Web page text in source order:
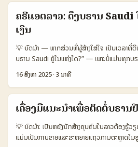
Creator support (SG) local creators ເຊື່
strong ecosystem, creators services
ແລະ analytics 🎯 Best use-case micro-
ປະດັບທ້າຍ brand storytelling ແລະ
ແລະ search discovery ຕາຕະລາງນີ້ຢ່າງໄວ້ສຸດ
community-driven ທີ່ເຮັດໃຫ້ micro-
ຂະນະທີ່ Instagram ແລະ YouTube ມີ tools ທີ່
monetization ແລະ analytics. ...
(VN) Option C: Local Josh‑style apps
1.200.000+ 800.000 250.000–700.000
Medium‑High Medium 💰 Avg creator
$22,000 (IDC US avg sample) $22,000
(micro‑monet) 🎯 Product‑led growth
Targeted／Niche 🔧 Discovery tools
& Hashtags Creator Studio ＋ Search
partnerships & local agents ຕາຕະລາງເຮັດໃ
TikTok ແມ່ນຊ່ວຍສະແດງການມີ
ຫຼາຍຍິ່ງໃນການເຮັດ product‑led growth.
ນ່າໃຊ້ໃນການ demo ແບບລ້າສຸດ, ໃນຂະນະທີ່
ຊ່ວຍເຊື່ອມຕໍ່ກັບຊ່ອງຕະຫຼາດນ້ອຍແຕ່ກໍ່ແມ່ນມາດຕະຖ
ນິຍົມເຉັ່ງທ້ອງຖິ່ນ. ...
ການເປີດຕົວນັກດົນຕີຢ່າງມີຄ່າເພາະ. ໃນປີ 2025, ພວ
ເລັກໆທີ່ຢູ່ສູນເຂດ Central Asia ຢາກປະກອບກິ
ສ້າງຂຶ້ນ — ມັນເປັນສິ່ງທີ່ສອດຄ່ອງກັນຫຼາຍກັບສະພາ
ຂອງການນຳໃຊ້ social-first marketing. ບົດນີ້ຈະ
ປະຕິບັດ, ແນວແບບແບ່ງການຕິດຕໍ່, ແລະແນະນຳກ່ອນ
ຊ່ວຍເຮັດໃຫ້ທ່ານສົ່ງນັກດົນຕີຂຶ້ນພາຍໃນປະເທດ
Josh. 📊 ຕາຕະລາງ Snapshot: ທາງເລືອກການ
Cross‑platform Mix 👥 Monthly Active
1.000.000 📈 Conversion 12% 8% 9% 💰
1.200 2.500 1.800 ⏱️ Avg Response
ຕາຕະລາງນີ້ແສດວ່າທາງການດ້ວຍຕົວເອງໃນ Josh
(Monthly Active) ແລະອັດຕາ Conversion
ຄຣີເເອຕລາວ: ດຶງບຣານ Saudi
ເງິນ
💡 ບົດນໍາ — ພາກສ່ວນທີ່ຜູ້ສ້າງໃສ່ໃຈ ເປັນເວລາທີ່
ບຣານ Saudi ຢູ່ໃນແຫ່ງໃດ?” — ເພາະບໍ່ແມ່ນທຸກບ
ໆ: ບາງບຣານກຳລັງລົງທຶນໃນການສະແດງສາກົນທີ່ໃຫ້ຄ
Esports World Cup), ບາງບຣານກໍ່ເລືອກລົງໃນ
ສະຕູດິໂອແບບເນື້ອຫາທີ່ເຂົ້າກັບທຸລະກິດ. ສຳລັບຄຣີເ
ຕໍ່ຫນ້າທີ່ສໍາລັບການທົດສອບຕົວແບບແລະການປະກອ
ແຕ່ຖ້າເຈົ້າຢາກໄດ້ສະໜອງເງິນຈາກບຣານ Saudi, ຈິ
ທີ່ຈະຕ້ອງຮູ້ຫຼາຍຢ່າງ — ຈາກຂ່າວສາລະກຳຢ່າງ
(Deadline) ມີຄວາມໝາຍວ່າ Saudi ກໍ່ພ້ອມຈະເຊິ່ງ
ການສະແດງຂອງກລຸ່ມມີອິນເຕີເນັດ. ບົດນີ້ຈະຊ່ວຍເຈົ້າ
16 ສິງຫາ 2025·3 ນາທີ
ເຄື່ອງມືແນະນໍາເພື່ອຕິດຕໍ່ບຣານ
💡 ບົດນຳ: ເປັນຫຍັງນັກສ້າງຄຸນຄົນໃນລາວຕ້ອງຮູ້ວຽ
ແມ່ນເປັນການຂາຍແລະຂະຫຍາຍແຖວການຕະຫຼາດ